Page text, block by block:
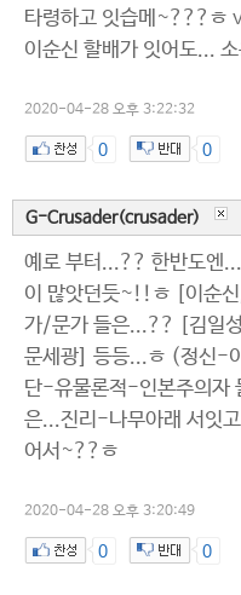
타령하고 잇습메~???ㅎ
이순신 할배가 잇어도...
2020-04-28 오후 3:22:32
0 0
G-Crusader(crusader)
예로 부터...?? 한반도엔
이 많앗던듯~!!ㅎ [이순
가/문가 들은...?? [김일
문세광] 등등...ㅎ (정신-
단-유물론적-인본주의
은...진리-나무아래 서잇
어서~??ㅎ
2020-04-28 오후 3:20:49
0 0